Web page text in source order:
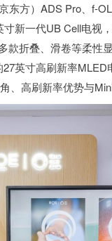
方）ADS Pro、f-
新一代UB Cell电视
折叠、滑卷等柔性
英寸高刷新率
高刷新率优势与